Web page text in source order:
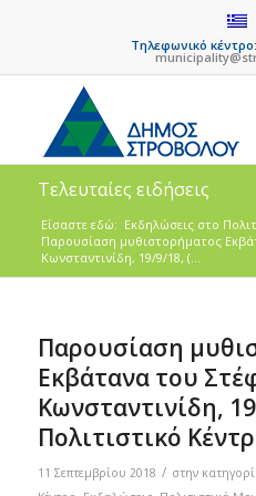
Τηλεφωνικό κέντρο:
Τελευταίες ειδήσεις
Είσαστε εδώ: Eκδηλώσεις στο
Παρουσίαση μυθιστορήματος
Κωνσταντινίδη, 19/9/18, (...
Παρουσίαση
Εκβάτανα του
Κωνσταντινίδη,
Πολιτιστικό
11 Σεπτεμβρίου 2018 / στην